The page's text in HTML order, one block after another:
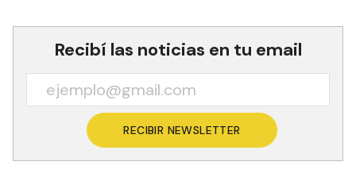
Recibí las noticias en tu email
RECIBIR NEWSLETTER